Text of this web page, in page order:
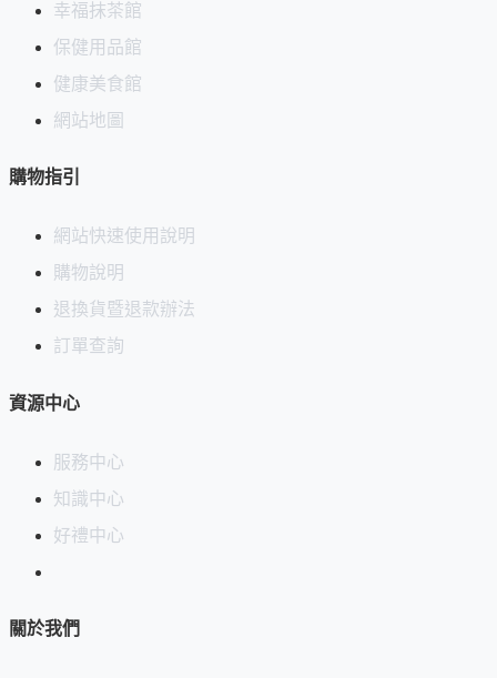
幸福抹茶館
保健用品館
健康美食館
網站地圖
購物指引
網站快速使用說明
購物說明
退換貨暨退款辦法
訂單查詢
資源中心
服務中心
知識中心
好禮中心
關於我們